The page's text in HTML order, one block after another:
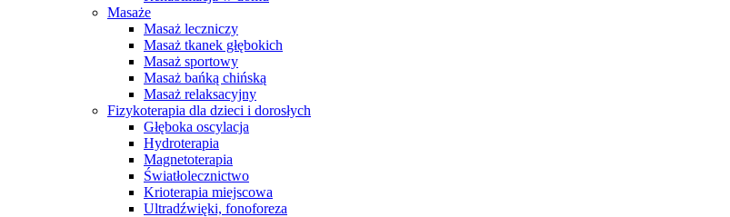
Masaże
Masaż leczniczy
Masaż tkanek głębokich
Masaż sportowy
Masaż bańką chińską
Masaż relaksacyjny
Fizykoterapia dla dzieci i dorosłych
Głęboka oscylacja
Hydroterapia
Magnetoterapia
Światłolecznictwo
Krioterapia miejscowa
Ultradźwięki, fonoforeza